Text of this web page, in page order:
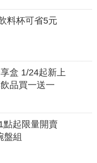
料杯可省5元
盒 1/24起新上
品買一送一
點起限量開賣
盤組